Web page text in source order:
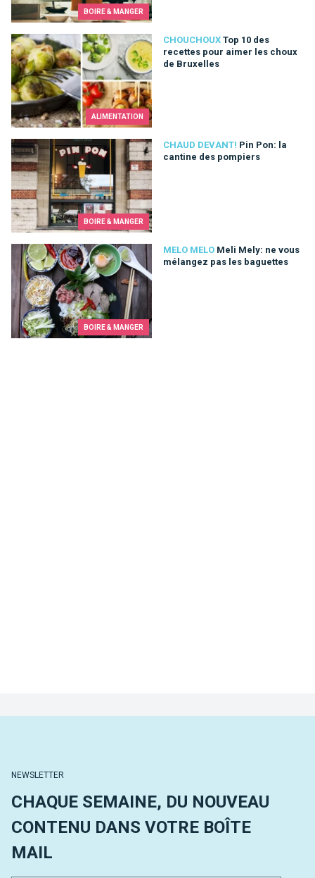
BOIRE & MANGER
ALIMENTATION
CHOUCHOUX Top 10 des
recettes pour aimer les choux
de Bruxelles
Top 10 des recettes pour aimer les choux de Bruxelles
BOIRE & MANGER
CHAUD DEVANT! Pin Pon: la
cantine des pompiers
Pin Pon: la cantine des pompiers
BOIRE & MANGER
MELO MELO Meli Mely: ne vous
mélangez pas les baguettes
Meli Mely: ne vous mélangez pas les baguettes
NEWSLETTER
CHAQUE SEMAINE, DU NOUVEAU
CONTENU DANS VOTRE BOÎTE
MAIL